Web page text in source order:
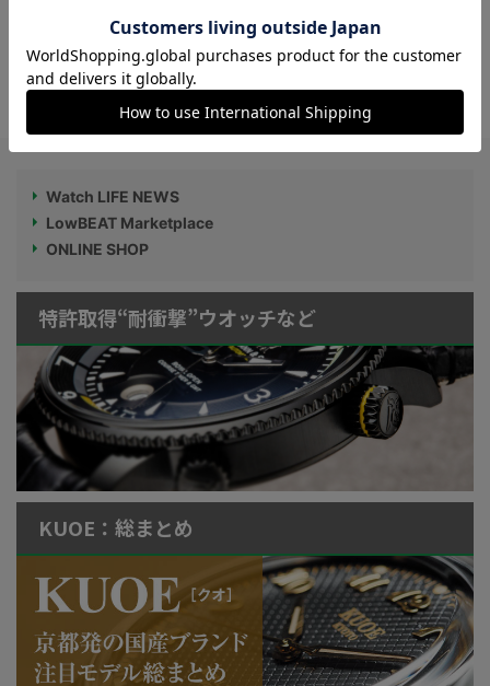
【4月25日】A.ランゲ＆ゾーネ、カルティ
エ、パネライなど、30ブランドの2020年
新作を特設サイトで一斉公開へ！
Watch LIFE NEWS
LowBEAT Marketplace
ONLINE SHOP
特許取得“耐衝撃”ウオッチなど
KUOE：総まとめ